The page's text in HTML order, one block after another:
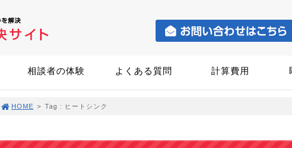
相談者の体験 よくある質問 計算費用
HOME > Tag : ヒートシンク